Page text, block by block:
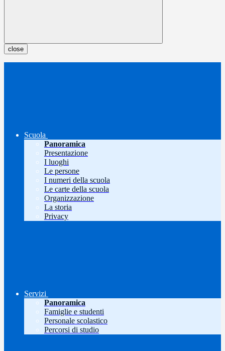
close
Scuola
Panoramica
Presentazione
I luoghi
Le persone
I numeri della scuola
Le carte della scuola
Organizzazione
La storia
Privacy
Servizi
Panoramica
Famiglie e studenti
Personale scolastico
Percorsi di studio